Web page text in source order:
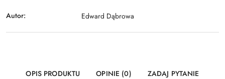
Autor: Edward Dąbrowa
OPIS PRODUKTU OPINIE (0) ZADAJ PYTANIE